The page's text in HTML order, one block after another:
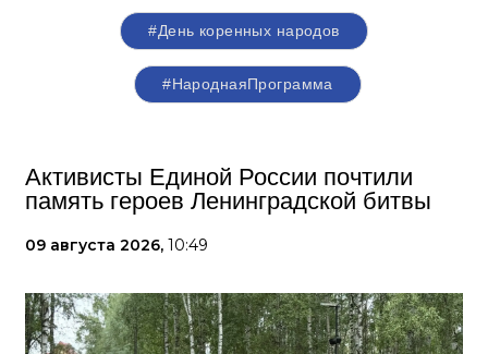
#День коренных народов
#НароднаяПрограмма
Активисты Единой России почтили
память героев Ленинградской битвы
09 августа 2026, 10:49